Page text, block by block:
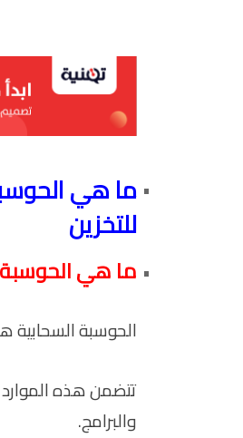
ما هي
للتخزين
ما هي الحوسبة
الحوسبة السحابية
تتضمن هذه الموارد
والبرامج.